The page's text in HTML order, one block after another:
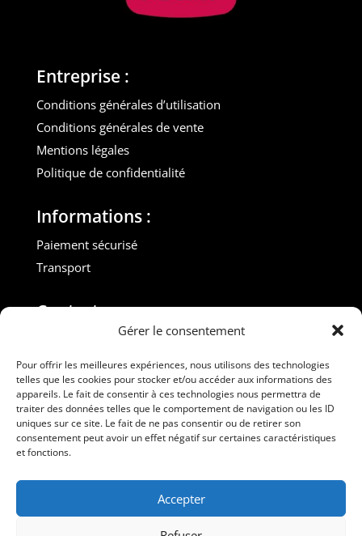
Gérer le consentement
Pour offrir les meilleures expériences, nous utilisons des technologies
telles que les cookies pour stocker et/ou accéder aux informations des
appareils. Le fait de consentir à ces technologies nous permettra de
traiter des données telles que le comportement de navigation ou les ID
uniques sur ce site. Le fait de ne pas consentir ou de retirer son
consentement peut avoir un effet négatif sur certaines caractéristiques
et fonctions.
Accepter
Entreprise :
Conditions générales d’utilisation
Conditions générales de vente
Mentions légales
Politique de confidentialité
Informations :
Paiement sécurisé
Transport
Contact :
M. Gilles ROUVEYROL
Tél. : +33(0)6 07 72 40 47
dansdebeauxdraps@gmail.com
Professionnels
Suivez-nous